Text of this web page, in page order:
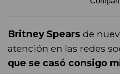
Britney Spears de
atención en las redes
que se casó consigo